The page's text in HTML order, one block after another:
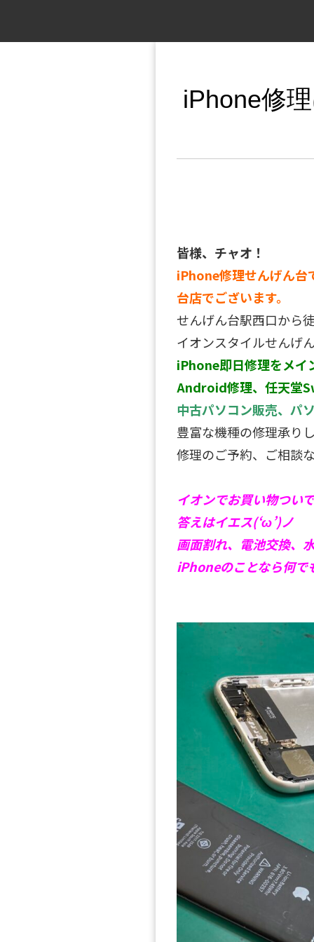
iPhone修
皆様、チャオ！
iPhone修理せんげん台
台店でございます。
せんげん台駅西口から
イオンスタイルせんげ
iPhone即日修理をメイ
Android修理、任天堂
中古パソコン販売、パ
豊富な機種の修理承り
修理のご予約、ご相談
イオンでお買い物つい
答えはイエス(‘ω’)ノ
画面割れ、電池交換、
iPhoneのことなら何で